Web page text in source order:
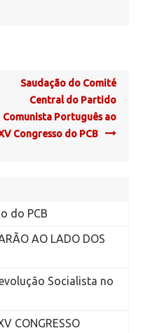
Saudação do Comité
Central do Partido
Comunista Português ao
Congresso do PCB
do PCB
AO LADO DOS
Socialista no
CONGRESSO